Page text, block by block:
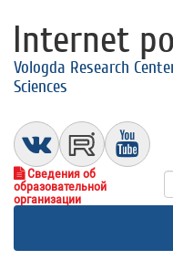
Internet
Vologda Research
Sciences
Сведения об
образовательной
организации